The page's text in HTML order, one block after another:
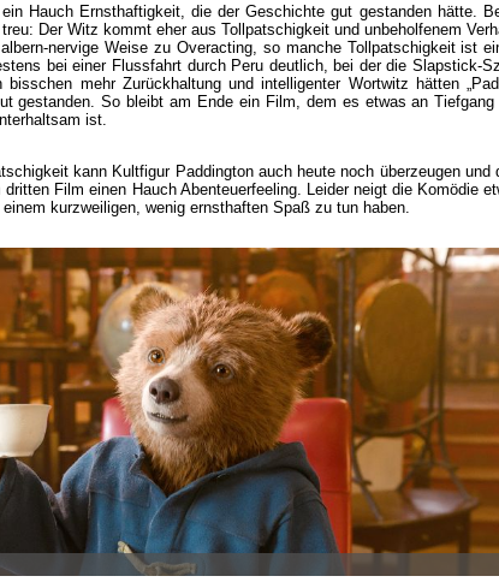
Hauch Ernsthaftigkeit, die der Geschichte gut gestanden hätte.
Der Witz kommt eher aus Tollpatschigkeit und unbeholfenem
nervige Weise zu Overacting, so manche Tollpatschigkeit ist
bei einer Flussfahrt durch Peru deutlich, bei der die Slapstick-
mehr Zurückhaltung und intelligenter Wortwitz hätten
gestanden. So bleibt am Ende ein Film, dem es etwas an Tiefgang
ist.
kann Kultfigur Paddington auch heute noch überzeugen und
Film einen Hauch Abenteuerfeeling. Leider neigt die Komödie
kurzweiligen, wenig ernsthaften Spaß zu tun haben.